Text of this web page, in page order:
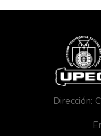
Dirección: